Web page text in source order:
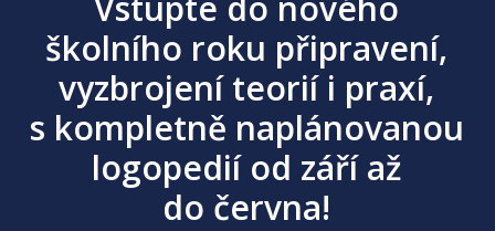
školního roku připravení,
vyzbrojení teorií i praxí,
s kompletně naplánovanou
logopedií od září až
do června!